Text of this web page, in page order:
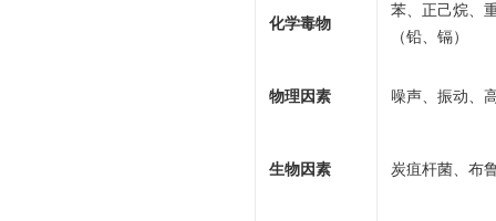
化学毒物
苯、正己烷、
（铅、镉）
物理因素 噪声、振动、
生物因素 炭疽杆菌、布